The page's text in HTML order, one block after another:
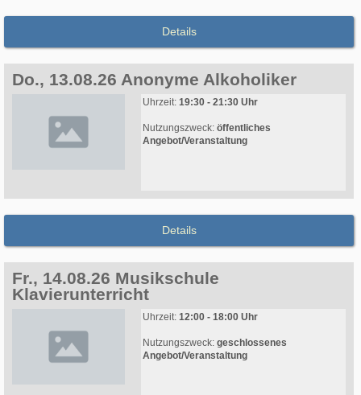
Details
Do., 13.08.26 Anonyme Alkoholiker
Uhrzeit: 19:30 - 21:30 Uhr
Nutzungszweck: öffentliches
Angebot/Veranstaltung
Details
Fr., 14.08.26 Musikschule
Klavierunterricht
Uhrzeit: 12:00 - 18:00 Uhr
Nutzungszweck: geschlossenes
Angebot/Veranstaltung